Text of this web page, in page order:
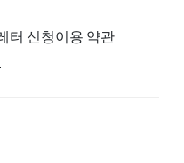
터 신청이용 약관